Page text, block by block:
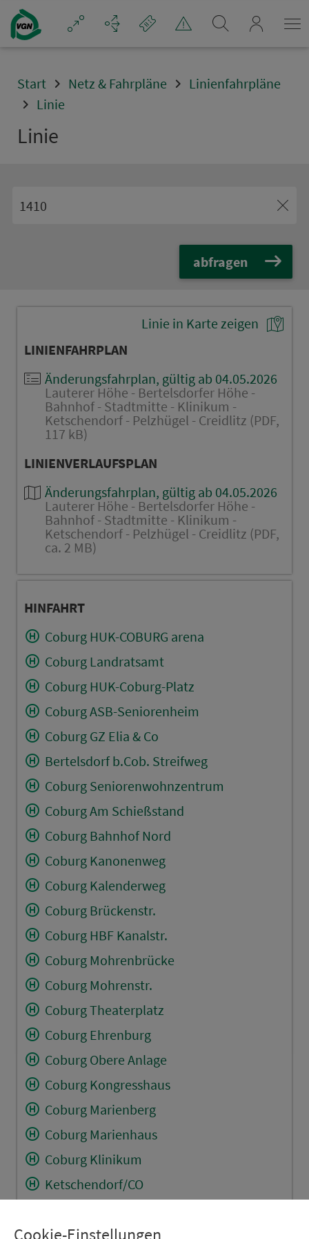
Navigation überspringen
Start Netz & Fahrpläne
Linienfahrpläne
Linie
Linie
abfragen
Linie in Karte zeigen
LINIENFAHRPLAN
Änderungsfahrplan, gültig ab 04.05.2026
Lauterer Höhe - Bertelsdorfer Höhe -
Bahnhof - Stadtmitte - Klinikum -
Ketschendorf - Pelzhügel - Creidlitz (PDF,
117 kB)
LINIENVERLAUFSPLAN
Änderungsfahrplan, gültig ab 04.05.2026
Lauterer Höhe - Bertelsdorfer Höhe -
Bahnhof - Stadtmitte - Klinikum -
Ketschendorf - Pelzhügel - Creidlitz (PDF,
ca. 2 MB)
HINFAHRT
Coburg HUK-COBURG arena
Coburg Landratsamt
Coburg HUK-Coburg-Platz
Coburg ASB-Seniorenheim
Coburg GZ Elia & Co
Bertelsdorf b.Cob. Streifweg
Coburg Seniorenwohnzentrum
Coburg Am Schießstand
Coburg Bahnhof Nord
Coburg Kanonenweg
Coburg Kalenderweg
Coburg Brückenstr.
Coburg HBF Kanalstr.
Coburg Mohrenbrücke
Coburg Mohrenstr.
Coburg Theaterplatz
Coburg Ehrenburg
Coburg Obere Anlage
Coburg Kongresshaus
Coburg Marienberg
Coburg Marienhaus
Coburg Klinikum
Ketschendorf/CO
Ketschendorf/CO Unterer Pelzhügel
Cookie-Einstellungen